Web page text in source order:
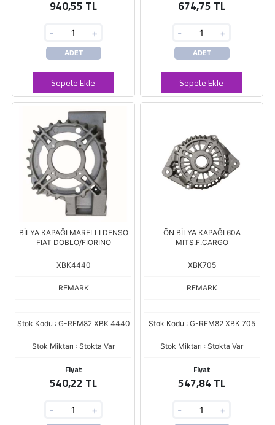
940,55 TL
- +
ADET
Sepete Ekle
674,75 TL
- +
ADET
Sepete Ekle
BİLYA KAPAĞI MARELLI DENSO
FIAT DOBLO/FIORINO
XBK4440
REMARK
Stok Kodu : G-REM82 XBK 4440
Stok Miktarı : Stokta Var
Fiyat
540,22 TL
- +
ÖN BİLYA KAPAĞI 60A
MITS.F.CARGO
XBK705
REMARK
Stok Kodu : G-REM82 XBK 705
Stok Miktarı : Stokta Var
Fiyat
547,84 TL
- +